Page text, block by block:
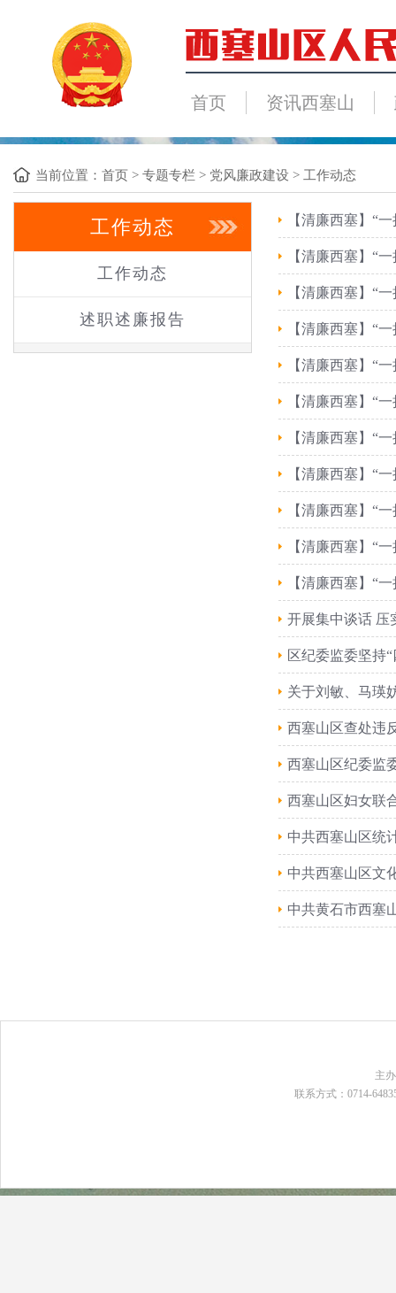
首页 资讯西塞山
当前位置： 首页 > 专题专栏 > 党风廉政建设 > 工作动态
工作动态
工作动态
述职述廉报告
【清廉西塞】“
【清廉西塞】“
【清廉西塞】“
【清廉西塞】“
【清廉西塞】“
【清廉西塞】“
【清廉西塞】“
【清廉西塞】“
【清廉西塞】“
【清廉西塞】“
【清廉西塞】“
开展集中谈话 压
区纪委监委坚持
关于刘敏、马瑛
西塞山区查处违
西塞山区纪委监
西塞山区妇女联
中共西塞山区统
中共西塞山区文
中共黄石市西塞
主
联系方式：0714-